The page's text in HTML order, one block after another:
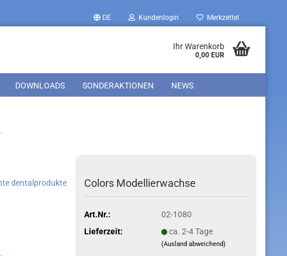
DE Kundenlogin Merkzettel
Ihr Warenkorb
0,00 EUR
DOWNLOADS SONDERAKTIONEN NEWS
dentalprodukte
Colors Modellierwachse
Art.Nr.:
02-1080
Lieferzeit:
ca. 2-4 Tage
(Ausland abweichend)